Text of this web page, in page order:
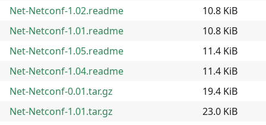
Net-Netconf-1.02.readme
10.8 KiB
Net-Netconf-1.01.readme
10.8 KiB
Net-Netconf-1.05.readme
11.4 KiB
Net-Netconf-1.04.readme
11.4 KiB
Net-Netconf-0.01.tar.gz
19.4 KiB
Net-Netconf-1.01.tar.gz
23.0 KiB